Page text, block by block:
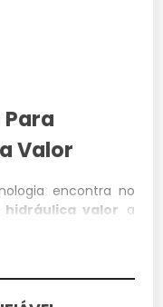
Valor
encontra no
valor a
Aqui você
para que o uso